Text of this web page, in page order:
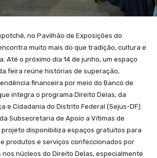
no Pavilhão de Exposições do
muito mais do que tradição, cultura e
Até o próximo dia 14 de junho, um espaço
feira reúne histórias de superação,
financeira por meio do Banco de
integra o programa Direito Delas, da
e Cidadania do Distrito Federal (Sejus-DF).
Subsecretaria de Apoio a Vítimas de
projeto disponibiliza espaços gratuitos para
produtos e serviços confeccionados por
núcleos do Direito Delas, especialmente